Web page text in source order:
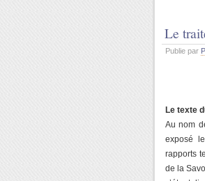
Le
Publie par
Le texte
Au nom
exposé
rapports
de la